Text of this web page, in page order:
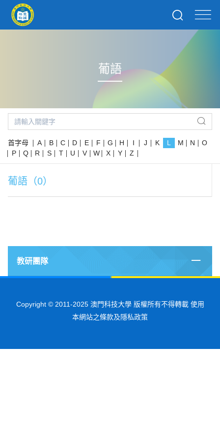
葡語
首字母 A B C D E F G H I J K L M N
O
P
Q R S T U V W X Y Z
葡語（0）
教研團隊
Copyright © 2011-2025 澳門科技大學 版權所有不得轉載 使用
本網站之條款及隱私政策